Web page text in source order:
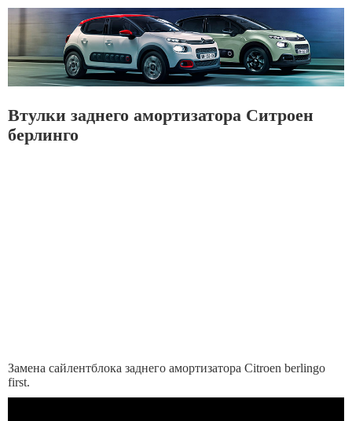
Втулки заднего амортизатора Ситроен
берлинго
Замена сайлентблока заднего амортизатора Citroen berlingo
first.